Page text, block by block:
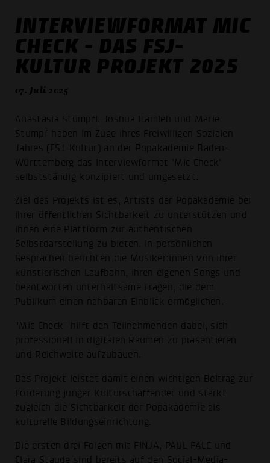
INTERVIEWFORMAT MIC
CHECK - DAS FSJ-
KULTUR PROJEKT 2025
07. Juli 2025
Anastasia Stümpfl, Joshua Hamleh und Marie
Stumpf haben im Zuge ihres Freiwilligen Sozialen
Jahres (FSJ-Kultur) an der Popakademie Baden-
Württemberg das Interviewformat 'Mic Check'
selbstständig konzipiert und umgesetzt.
Ziel des Projekts ist es, Artists der Popakademie bei
ihrer öffentlichen Sichtbarkeit zu unterstützen und
ihnen eine Plattform zur authentischen
Selbstdarstellung zu bieten. In persönlichen
Gesprächen berichten die Musiker:innen von ihrer
künstlerischen Laufbahn, ihren eigenen Songs und
beantworten unterhaltsame Fragen, die dem
Publikum einen nahbaren Einblick ermöglichen.
"Mic Check" hilft den Teilnehmenden dabei, sich
professionell in digitalen Räumen zu präsentieren
und Reichweite aufzubauen.
Das Projekt leistet damit einen wichtigen Beitrag zur
Förderung junger Kulturschaffender und stärkt
zugleich die Sichtbarkeit der Popakademie als
kulturelle Bildungseinrichtung.
Die ersten drei Folgen mit FINJA, PAUL FALC und
Clara Staude sind bereits auf den Social-Media-